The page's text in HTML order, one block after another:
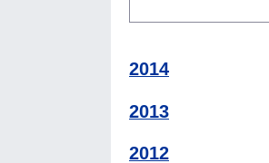
2014
2013
2012